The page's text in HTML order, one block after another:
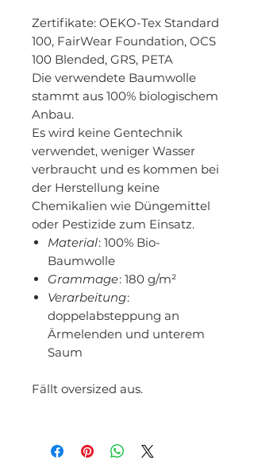
Zertifikate: OEKO-Tex Standard
100, FairWear Foundation, OCS
100 Blended, GRS, PETA
Die verwendete Baumwolle
stammt aus 100% biologischem
Anbau.
Es wird keine Gentechnik
verwendet, weniger Wasser
verbraucht und es kommen bei
der Herstellung keine
Chemikalien wie Düngemittel
oder Pestizide zum Einsatz.
Material: 100% Bio-
Baumwolle
Grammage: 180 g/m²
Verarbeitung:
doppelabsteppung an
Ärmelenden und unterem
Saum
Fällt oversized aus.